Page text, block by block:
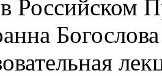
Российском